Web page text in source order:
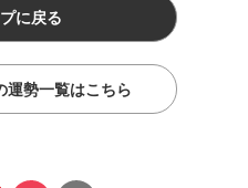
に戻る
運勢一覧はこちら